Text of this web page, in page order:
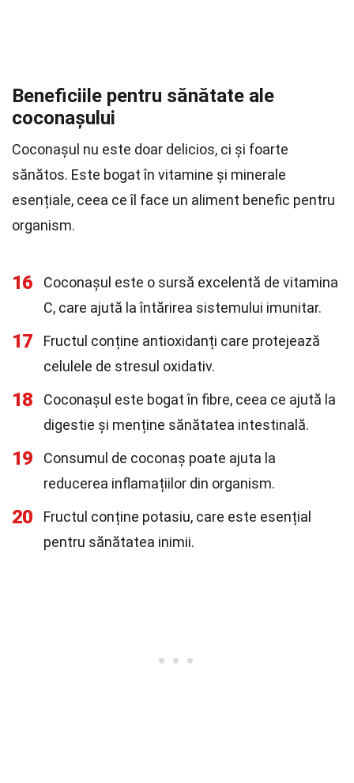
Beneficiile pentru sănătate ale
coconașului
Coconașul nu este doar delicios, ci și foarte
sănătos. Este bogat în vitamine și minerale
esențiale, ceea ce îl face un aliment benefic pentru
organism.
16
Coconașul este o sursă excelentă de vitamina
C, care ajută la întărirea sistemului imunitar.
17
Fructul conține antioxidanți care protejează
celulele de stresul oxidativ.
18
Coconașul este bogat în fibre, ceea ce ajută la
digestie și menține sănătatea intestinală.
19
Consumul de coconaș poate ajuta la
reducerea inflamațiilor din organism.
20
Fructul conține potasiu, care este esențial
pentru sănătatea inimii.